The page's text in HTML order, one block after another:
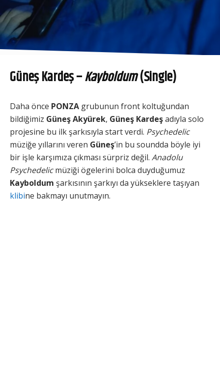
Güneş Kardeş –Kayboldum(Single)
Daha önce PONZA grubunun front koltuğundan
bildiğimiz Güneş Akyürek, Güneş Kardeşadıyla solo
projesine bu ilk şarkısıyla start verdi. Psychedelic
müziğe yıllarını veren Güneş’in bu soundda böyle iyi
bir işle karşımıza çıkması sürpriz değil. Anadolu
Psychedelicmüziği ögelerini bolca duyduğumuz
Kayboldum şarkısının şarkıyı da yükseklere taşıyan
klibine bakmayı unutmayın.